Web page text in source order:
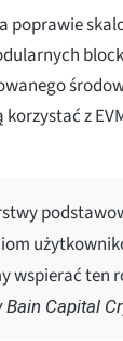
poprawie
z
wspierać ten
Bain Capital